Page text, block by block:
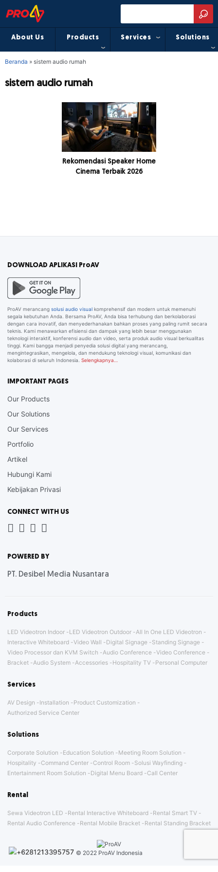
About Us Products Services Solutions
Beranda » sistem audio rumah
sistem audio rumah
Rekomendasi Speaker Home
Cinema Terbaik 2026
DOWNLOAD APLIKASI ProAV
ProAV merancang solusi audio visual komprehensif dan modern untuk memenuhi
segala kebutuhan Anda. Bersama ProAV, Anda bisa terhubung dan berkolaborasi
dengan cara inovatif, dan menyederhanakan bahkan proses yang paling rumit secara
teknis. Kami menawarkan efisiensi dan dampak yang lebih besar menggunakan
teknologi interaktif, konferensi audio dan video, serta produk audio visual berkualitas
tinggi. Kami bangga menjadi penyedia solusi digital yang merancang,
mengintegrasikan, mengelola, dan mendukung teknologi visual, komunikasi dan
kolaborasi di seluruh Indonesia. Selengkapnya…
IMPORTANT PAGES
Our Products
Our Solutions
Our Services
Portfolio
Artikel
Hubungi Kami
Kebijakan Privasi
CONNECT WITH US
POWERED BY
PT. Desibel Media Nusantara
Products
LED Videotron Indoor LED Videotron Outdoor
All In One LED Videotron
Interactive Whiteboard Video Wall Digital Signage
Standing Signage
Video Processor dan KVM Switch
Audio Conference Video Conference
Bracket
Audio System Accessories Hospitality TV Personal Computer
Services
AV Design Installation
Product Customization
Authorized Service Center
Solutions
Corporate Solution Education Solution
Meeting Room Solution
Hospitality
Command Center Control Room
Solusi Wayfinding
Entertainment Room Solution
Digital Menu Board Call Center
Rental
Sewa Videotron LED Rental Interactive Whiteboard
Rental Smart TV
Rental Audio Conference
Rental Mobile Bracket Rental Standing Bracket
© 2022 ProAV Indonesia